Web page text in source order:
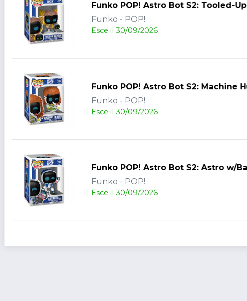
Funko POP! Astro Bot S2: Tooled-
Funko - POP!
Esce il 30/09/2026
Funko POP! Astro Bot S2: Machine
Funko - POP!
Esce il 30/09/2026
Funko POP! Astro Bot S2: Astro w/
Funko - POP!
Esce il 30/09/2026